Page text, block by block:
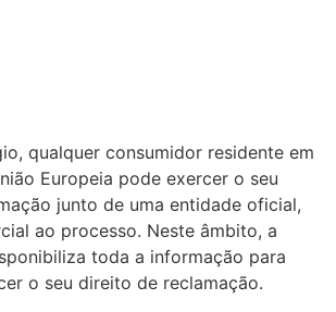
qualquer consumidor residente em
Europeia pode exercer o seu
junto de uma entidade oficial,
ao processo. Neste âmbito, a
toda a informação para
o seu direito de reclamação.